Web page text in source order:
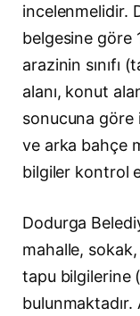
incelenmelidir.
belgesine göre
arazinin sınıfı
alanı, konut
sonucuna göre
ve arka bahçe
bilgiler kontrol
Dodurga
mahalle, sokak,
tapu bilgilerine
bulunmaktadır.